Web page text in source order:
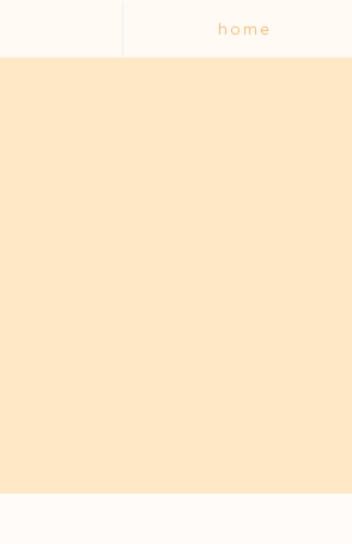
home